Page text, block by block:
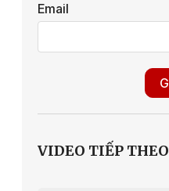
Email
VIDEO TIẾP THEO